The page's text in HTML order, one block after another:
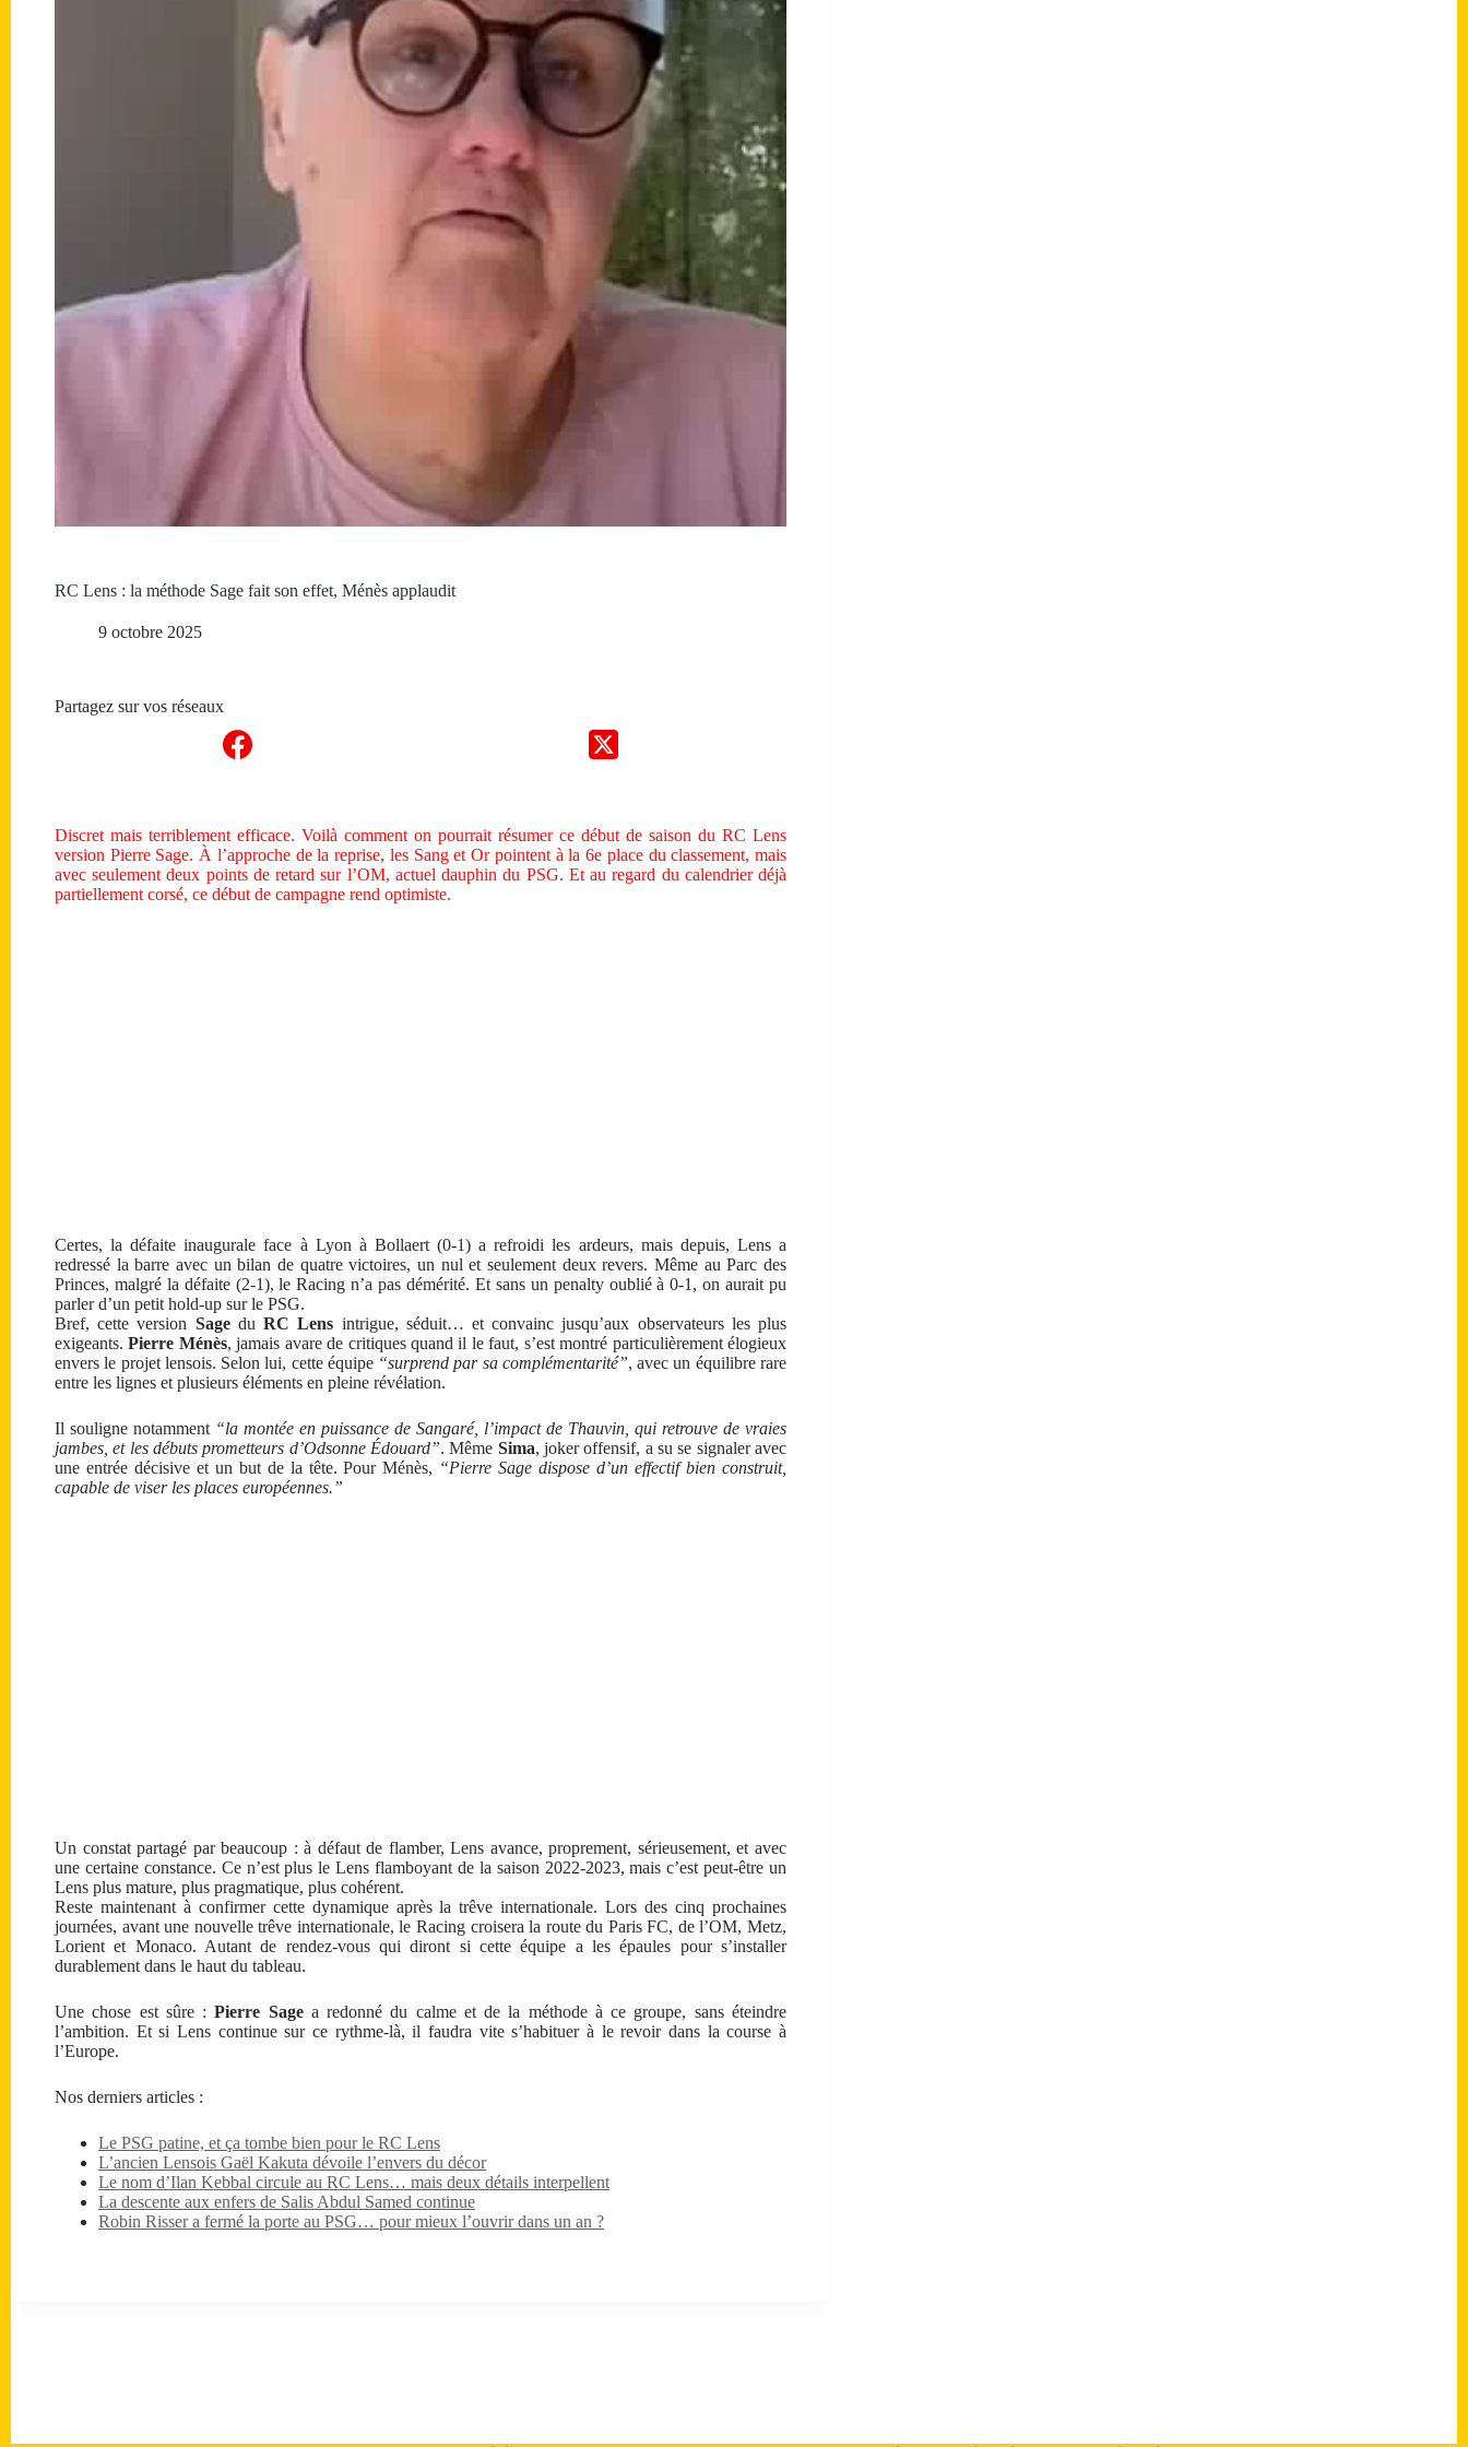
RC Lens : la méthode Sage fait son effet, Ménès applaudit
9 octobre 2025
Partagez sur vos réseaux
Discret mais terriblement efficace. Voilà comment on pourrait résumer ce début de saison du RC Lens
version Pierre Sage. À l’approche de la reprise, les Sang et Or pointent à la 6e place du classement, mais
avec seulement deux points de retard sur l’OM, actuel dauphin du PSG. Et au regard du calendrier déjà
partiellement corsé, ce début de campagne rend optimiste.
Certes, la défaite inaugurale face à Lyon à Bollaert (0-1) a refroidi les ardeurs, mais depuis, Lens a
redressé la barre avec un bilan de quatre victoires, un nul et seulement deux revers. Même au Parc des
Princes, malgré la défaite (2-1), le Racing n’a pas démérité. Et sans un penalty oublié à 0-1, on aurait pu
parler d’un petit hold-up sur le PSG.
Bref, cette version SageduRC Lens intrigue, séduit… et convainc jusqu’aux observateurs les plus
exigeants. Pierre Ménès, jamais avare de critiques quand il le faut, s’est montré particulièrement élogieux
envers le projet lensois. Selon lui, cette équipe “surprend par sa complémentarité”, avec un équilibre rare
entre les lignes et plusieurs éléments en pleine révélation.
Il souligne notamment “la montée en puissance de Sangaré, l’impact de Thauvin, qui retrouve de vraies
jambes, et les débuts prometteurs d’Odsonne Édouard”. Même Sima, joker offensif, a su se signaler avec
une entrée décisive et un but de la tête. Pour Ménès, “Pierre Sage dispose d’un effectif bien construit,
capable de viser les places européennes.”
Un constat partagé par beaucoup : à défaut de flamber, Lens avance, proprement, sérieusement, et avec
une certaine constance. Ce n’est plus le Lens flamboyant de la saison 2022-2023, mais c’est peut-être un
Lens plus mature, plus pragmatique, plus cohérent.
Reste maintenant à confirmer cette dynamique après la trêve internationale. Lors des cinq prochaines
journées, avant une nouvelle trêve internationale, le Racing croisera la route du Paris FC, de l’OM, Metz,
Lorient et Monaco. Autant de rendez-vous qui diront si cette équipe a les épaules pour s’installer
durablement dans le haut du tableau.
Une chose est sûre :Pierre Sagea redonné du calme et de la méthode à ce groupe, sans éteindre
l’ambition. Et si Lens continue sur ce rythme-là, il faudra vite s’habituer à le revoir dans la course à
l’Europe.
Nos derniers articles :
Le PSG patine, et ça tombe bien pour le RC Lens
L’ancien Lensois Gaël Kakuta dévoile l’envers du décor
Le nom d’Ilan Kebbal circule au RC Lens… mais deux détails interpellent
La descente aux enfers de Salis Abdul Samed continue
Robin Risser a fermé la porte au PSG… pour mieux l’ouvrir dans un an ?